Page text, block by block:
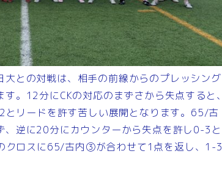
との対戦は、相手の前線からのプレッシング
。12分にCKの対応のまずさから失点すると、
リードを許す苦しい展開となります。65/古
逆に20分にカウンターから失点を許し0-3と
ロスに65/古内③が合わせて1点を返し、1-3